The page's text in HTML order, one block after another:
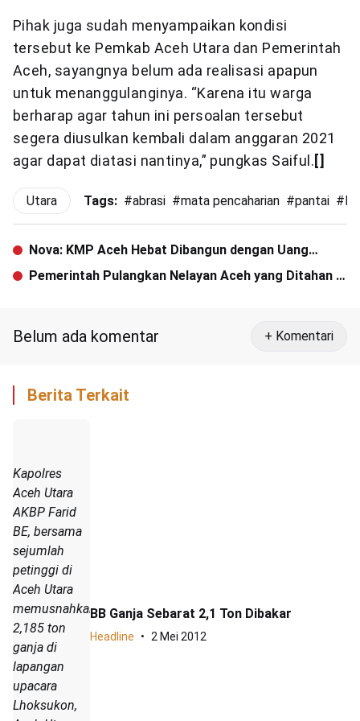
Pihak juga sudah menyampaikan kondisi
tersebut ke Pemkab Aceh Utara dan Pemerintah
Aceh, sayangnya belum ada realisasi apapun
untuk menanggulanginya. “Karena itu warga
berharap agar tahun ini persoalan tersebut
segera diusulkan kembali dalam anggaran 2021
agar dapat diatasi nantinya,” pungkas Saiful.[]
Utara Tags: #abrasi #mata pencaharian #pantai #
Nova: KMP Aceh Hebat Dibangun dengan Uang
Masyarakat Aceh
Pemerintah Pulangkan Nelayan Aceh yang Ditahan di
Belum ada komentar + Komentari
Berita Terkait
Kapolres
Aceh Utara
AKBP Farid
BE, bersama
sejumlah
petinggi di
Aceh Utara
memusnahkan
2,185 ton
ganja di
lapangan
upacara
Lhoksukon,
BB Ganja Sebarat 2,1 Ton Dibakar
Headline 2 Mei 2012